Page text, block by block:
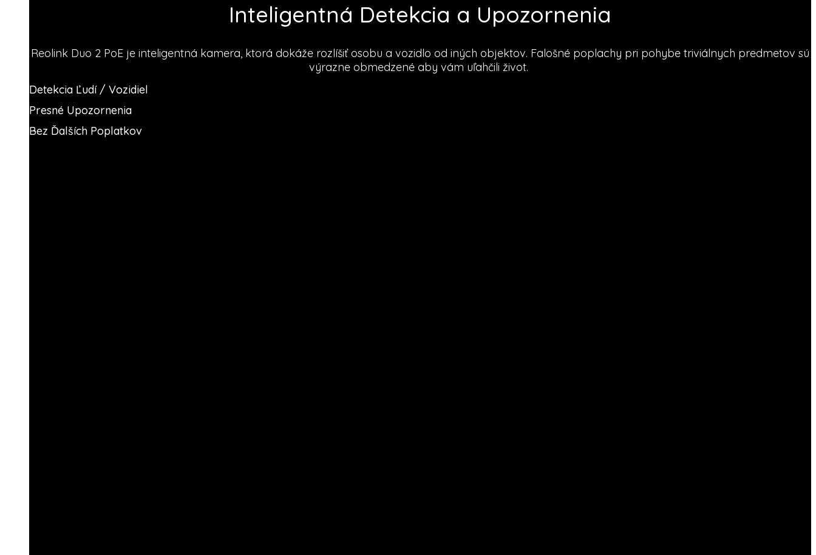
Inteligentná Detekcia a Upozornenia
Reolink Duo 2 PoE je inteligentná kamera, ktorá dokáže rozlíšiť osobu a vozidlo od iných objektov. Falošné poplachy pri pohybe triviálnych predmetov sú
výrazne obmedzené aby vám uľahčili život.
Detekcia Ľudí / Vozidiel
Presné Upozornenia
Bez Ďalších Poplatkov